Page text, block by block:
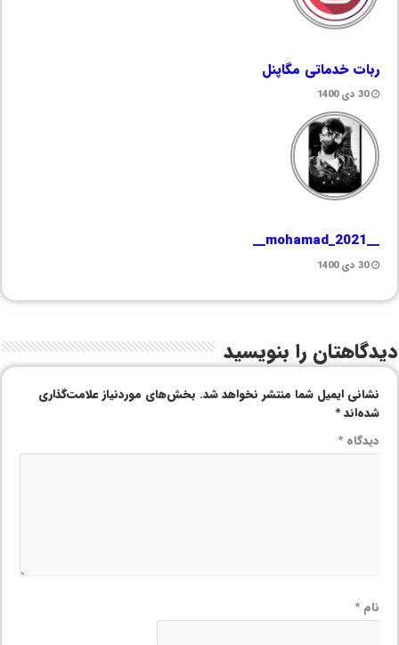
ربات خدماتی مگاپنل
30 دی 1400
__mohamad_2021__
30 دی 1400
دیدگاهتان را بنویسید
نشانی ایمیل شما منتشر نخواهد شد. بخش‌های موردنیاز علامت‌گذاری
شده‌اند*
دیدگاه*
نام*